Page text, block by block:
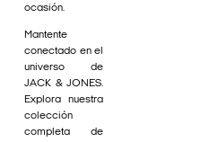
ocasión.
Mantente
conectado en el
universo de
JACK & JONES.
Explora nuestra
colección
completa de